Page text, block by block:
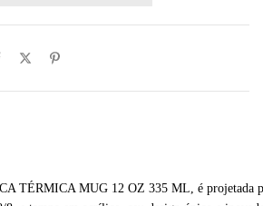
TÉRMICA MUG 12 OZ 335 ML, é projetada